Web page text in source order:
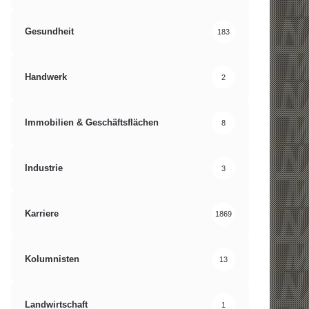
Gesundheit 183
Handwerk 2
Immobilien & Geschäftsflächen 8
Industrie 3
Karriere 1869
Kolumnisten 13
Landwirtschaft 1